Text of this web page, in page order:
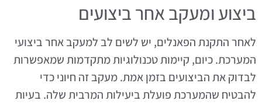
ביצוע ומעקב אחר ביצועים
לאחר התקנת הפאנלים, יש לשים לב למעקב אחר ביצועי
המערכת. כיום, קיימות טכנולוגיות מתקדמות שמאפשרות
לבדוק את הביצועים בזמן אמת. מעקב זה חיוני כדי
להבטיח שהמערכת פועלת ביעילות המרבית שלה. בעיות